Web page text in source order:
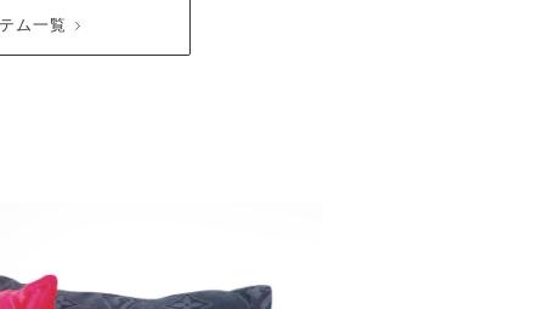
ム一覧